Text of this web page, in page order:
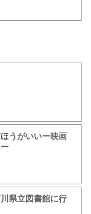
うがいいー映画
県立図書館に行